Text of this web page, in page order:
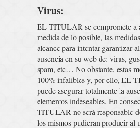
Virus:
EL TITULAR se compromete a
medida de lo posible, las
alcance para intentar garantizar
ausencia en su web de: virus,
spam, etc… No obstante, estas
100% infalibles y, por ello, EL
puede asegurar totalmente la
elementos indeseables. En
TITULAR no será responsable
los mismos pudieran producir al